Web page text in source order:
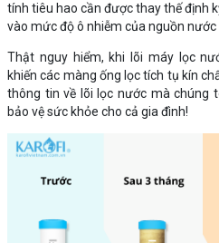
tính tiêu hao cần được thay thế định
vào mức độ ô nhiễm của nguồn nước
Thật nguy hiểm, khi lõi máy lọc
khiến các màng ống lọc tích tụ kín
thông tin về lõi lọc nước mà chúng
bảo vệ sức khỏe cho cả gia đình!